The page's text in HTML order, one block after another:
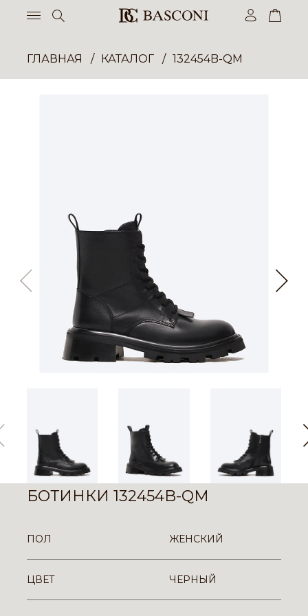
ГЛАВНАЯ КАТАЛОГ 132454B-QM
БОТИНКИ 132454B-QM
ПОЛ ЖЕНСКИЙ
ЦВЕТ ЧЕРНЫЙ